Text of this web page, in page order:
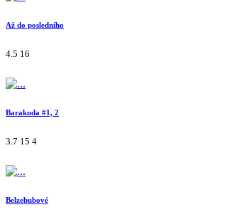
Až do posledního
4.5 16
Barakuda #1, 2
3.7 15 4
Belzebubové